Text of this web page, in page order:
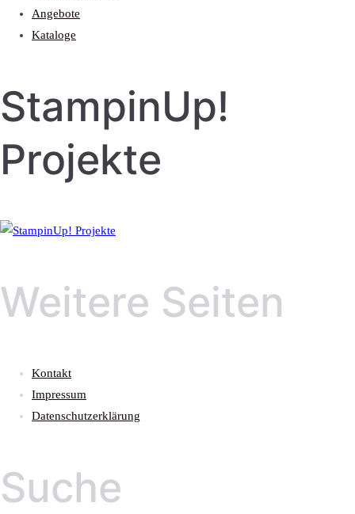
Angebote
Kataloge
StampinUp!
Projekte
Weitere Seiten
Kontakt
Impressum
Datenschutzerklärung
Suche